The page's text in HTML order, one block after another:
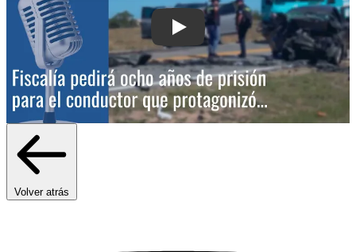
Play: Fiscalía pedirá ocho años de
Volver atrás